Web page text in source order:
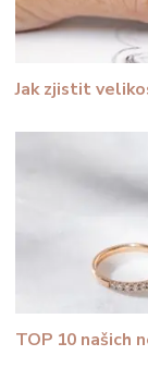
Jak zjistit
TOP 10 našich